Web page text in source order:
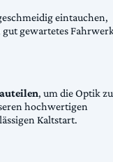
eintauchen,
gut gewartetes
, um die Optik zu
hochwertigen
Kaltstart.